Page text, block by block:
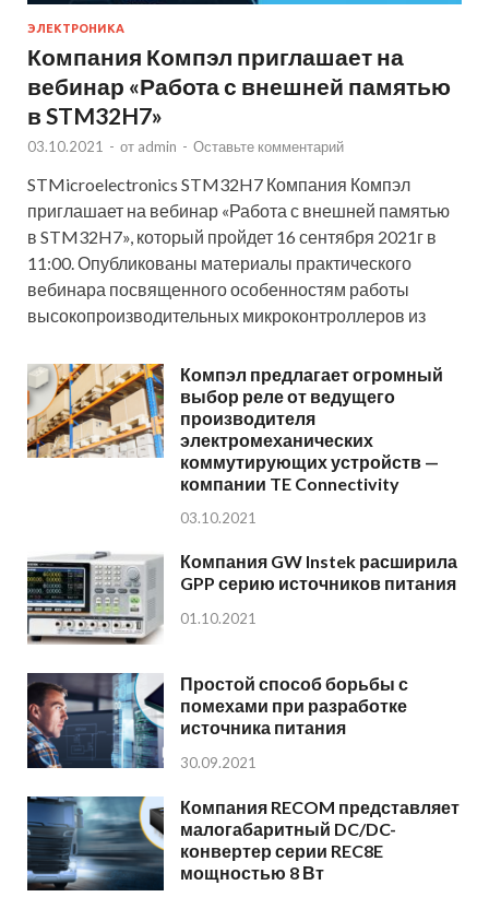
ЭЛЕКТРОНИКА
Компания Компэл приглашает на
вебинар «Работа с внешней памятью
в STM32H7»
03.10.2021 - от admin - Оставьте комментарий
STMicroelectronics STM32H7 Компания Компэл
приглашает на вебинар «Работа с внешней памятью
в STM32H7», который пройдет 16 сентября 2021г в
11:00. Опубликованы материалы практического
вебинара посвященного особенностям работы
высокопроизводительных микроконтроллеров из
Компэл предлагает огромный
выбор реле от ведущего
производителя
электромеханических
коммутирующих устройств —
компании TE Connectivity
03.10.2021
Компания GW Instek расширила
GPP серию источников питания
01.10.2021
Простой способ борьбы с
помехами при разработке
источника питания
30.09.2021
Компания RECOM представляет
малогабаритный DC/DC-
конвертер серии REC8E
мощностью 8 Вт